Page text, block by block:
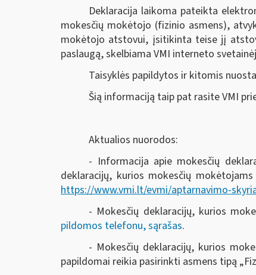
Deklaracija laikoma pateikta
mokesčių mokėtojo (fizinio asmens),
mokėtojo atstovui, įsitikinta teise jį
paslaugą, skelbiama VMI interneto
Taisyklės papildytos ir kitomis
Šią informaciją taip pat rasite VMI
Aktualios nuorodos:
- Informacija apie mokesčių
deklaracijų, kurios mokesčių
https://www.vmi.lt/evmi/aptarnavimo-
- Mokesčių deklaracijų, kurios
pildomos telefonu, sąrašas.
- Mokesčių deklaracijų, kurios
papildomai reikia pasirinkti asmens tipą